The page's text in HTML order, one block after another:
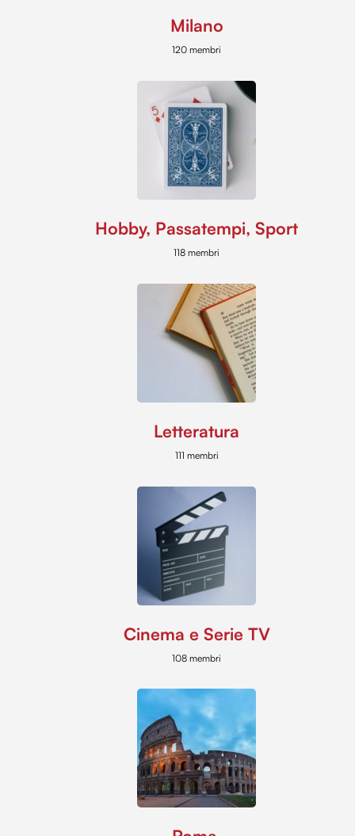
Milano
120 membri
Hobby, Passatempi, Sport
118 membri
Letteratura
111 membri
Cinema e Serie TV
108 membri